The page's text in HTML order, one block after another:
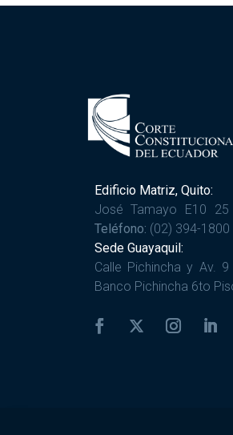
Edificio Matriz, Quito:
José Tamayo E10
Teléfono: (02) 394-1800
Sede Guayaquil:
Calle Pichincha y Av.
Banco Pichincha 6to